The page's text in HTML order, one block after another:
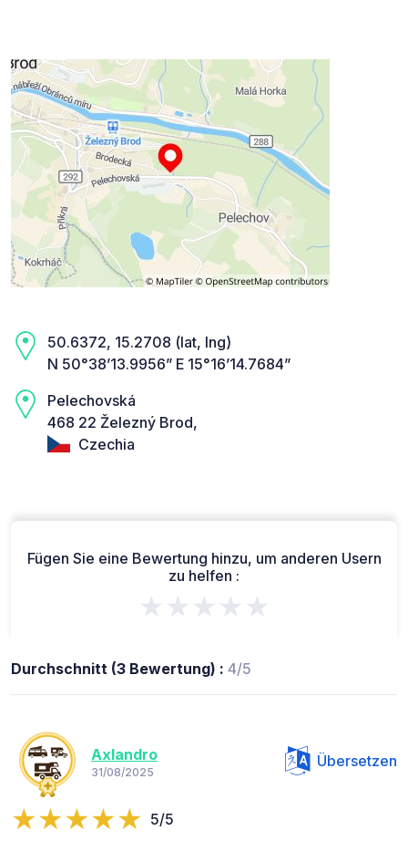
50.6372, 15.2708 (lat, lng)
N 50°38’13.9956” E 15°16’14.7684”
Pelechovská
468 22 Železný Brod,
Czechia
Fügen Sie eine Bewertung hinzu, um anderen Usern
zu helfen :
★★★★★
Durchschnitt (3 Bewertung) : 4/5
Axlandro
31/08/2025
Übersetzen
5/5